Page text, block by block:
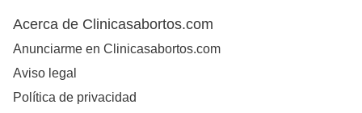
Acerca de Clinicasabortos.com
Anunciarme en Clinicasabortos.com
Aviso legal
Política de privacidad